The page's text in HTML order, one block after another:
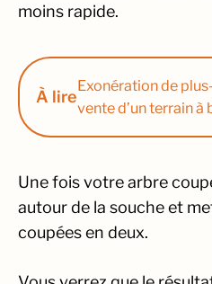
moins rapide.
À lire
Exonération de
vente d’un terrain à
Une fois votre arbre
autour de la souche et
coupées en deux.